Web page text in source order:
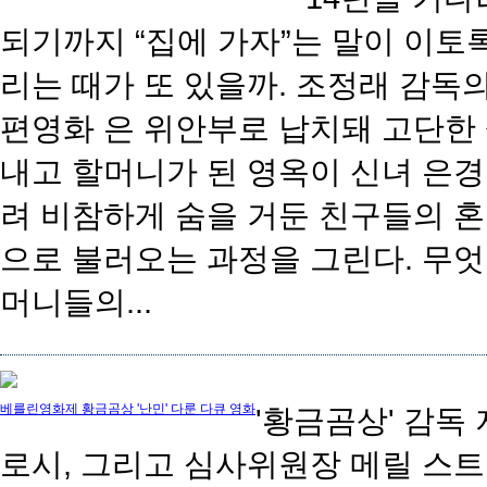
되기까지 “집에 가자”는 말이 이토
리는 때가 또 있을까. 조정래 감독
편영화 은 위안부로 납치돼 고단한
내고 할머니가 된 영옥이 신녀 은
려 비참하게 숨을 거둔 친구들의
으로 불러오는 과정을 그린다. 무
머니들의...
베를린영화제 황금곰상 '난민' 다룬 다큐 영화'황금곰상' 감독
로시, 그리고 심사위원장 메릴 스